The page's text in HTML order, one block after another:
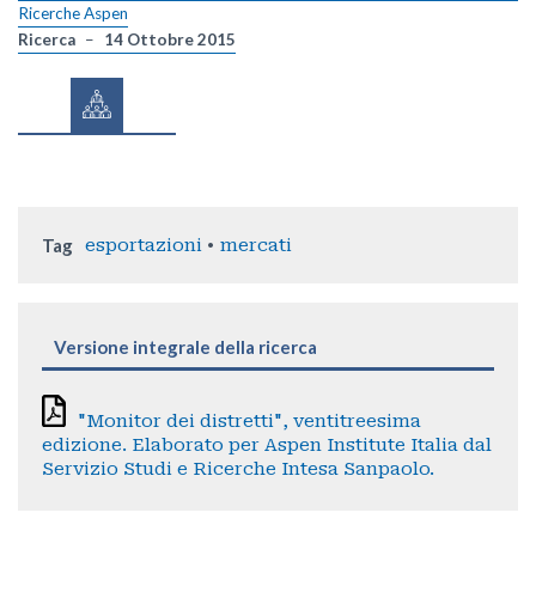
Ricerche Aspen
Ricerca
14 Ottobre 2015
Tag esportazioni mercati
Versione integrale della ricerca
"Monitor dei distretti", ventitreesima
edizione. Elaborato per Aspen Institute Italia dal
Servizio Studi e Ricerche Intesa Sanpaolo.